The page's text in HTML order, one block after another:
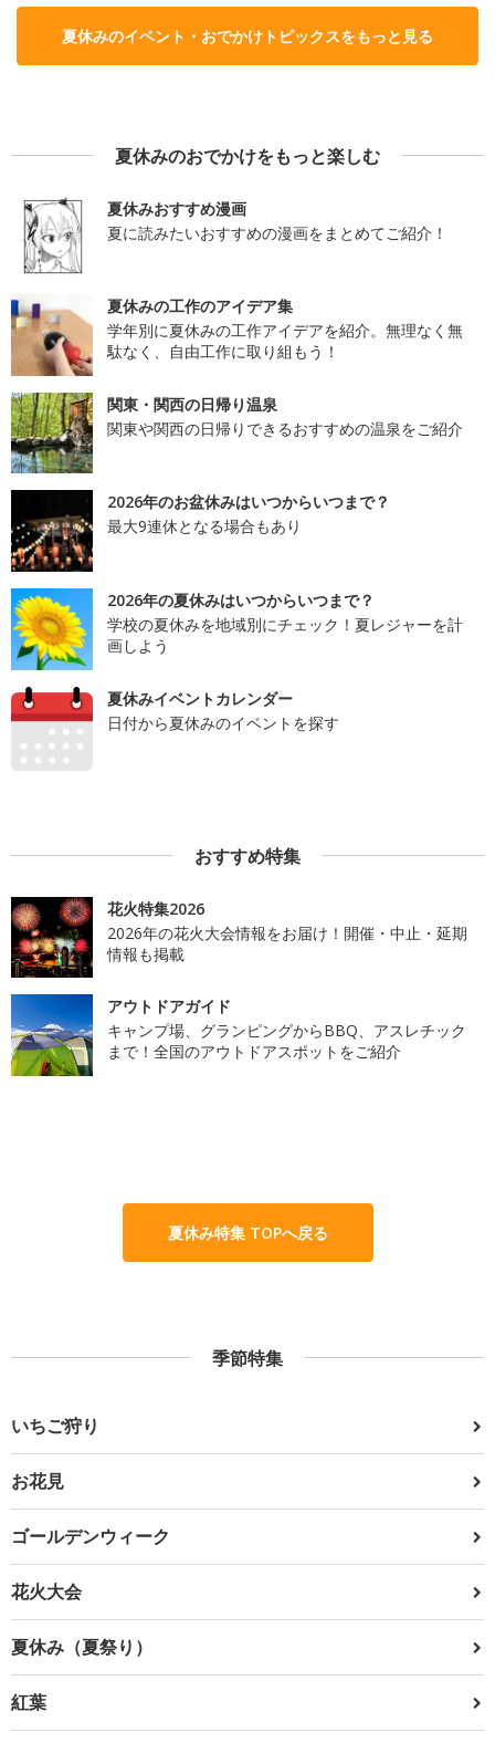
夏休みのイベント・おでかけトピックスをもっと見る
夏休みのおでかけをもっと楽しむ
夏休みおすすめ漫画
夏に読みたいおすすめの漫画をまとめてご紹介！
夏休みの工作のアイデア集
学年別に夏休みの工作アイデアを紹介。無理なく無
駄なく、自由工作に取り組もう！
関東・関西の日帰り温泉
関東や関西の日帰りできるおすすめの温泉をご紹介
2026年のお盆休みはいつからいつまで？
最大9連休となる場合もあり
2026年の夏休みはいつからいつまで？
学校の夏休みを地域別にチェック！夏レジャーを計
画しよう
夏休みイベントカレンダー
日付から夏休みのイベントを探す
おすすめ特集
花火特集2026
2026年の花火大会情報をお届け！開催・中止・延期
情報も掲載
アウトドアガイド
キャンプ場、グランピングからBBQ、アスレチック
まで！全国のアウトドアスポットをご紹介
夏休み特集 TOPへ戻る
季節特集
いちご狩り
お花見
ゴールデンウィーク
花火大会
夏休み（夏祭り）
紅葉